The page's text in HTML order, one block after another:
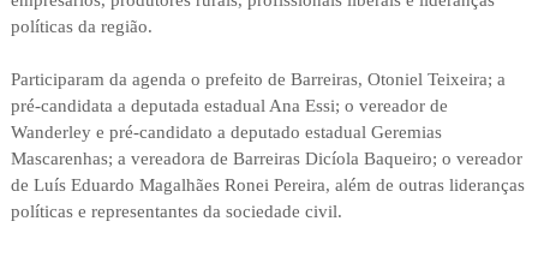
políticas da região.
Participaram da agenda o prefeito de Barreiras, Otoniel Teixeira; a
pré-candidata a deputada estadual Ana Essi; o vereador de
Wanderley e pré-candidato a deputado estadual Geremias
Mascarenhas; a vereadora de Barreiras Dicíola Baqueiro; o vereador
de Luís Eduardo Magalhães Ronei Pereira, além de outras lideranças
políticas e representantes da sociedade civil.